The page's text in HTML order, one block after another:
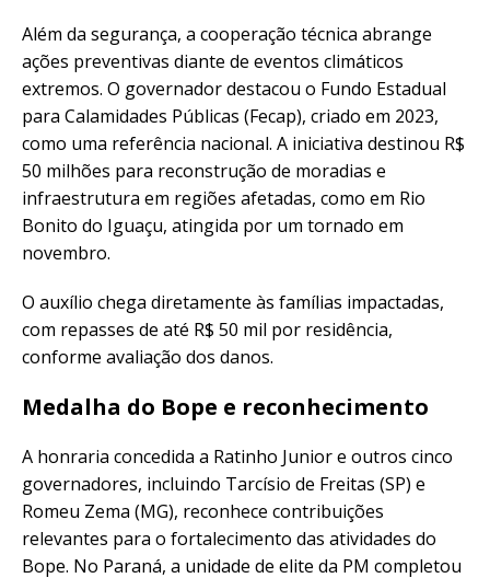
Além da segurança, a cooperação técnica abrange
ações preventivas diante de eventos climáticos
extremos. O governador destacou o Fundo Estadual
para Calamidades Públicas (Fecap), criado em 2023,
como uma referência nacional. A iniciativa destinou R$
50 milhões para reconstrução de moradias e
infraestrutura em regiões afetadas, como em Rio
Bonito do Iguaçu, atingida por um tornado em
novembro.
O auxílio chega diretamente às famílias impactadas,
com repasses de até R$ 50 mil por residência,
conforme avaliação dos danos.
Medalha do Bope e reconhecimento
A honraria concedida a Ratinho Junior e outros cinco
governadores, incluindo Tarcísio de Freitas (SP) e
Romeu Zema (MG), reconhece contribuições
relevantes para o fortalecimento das atividades do
Bope. No Paraná, a unidade de elite da PM completou